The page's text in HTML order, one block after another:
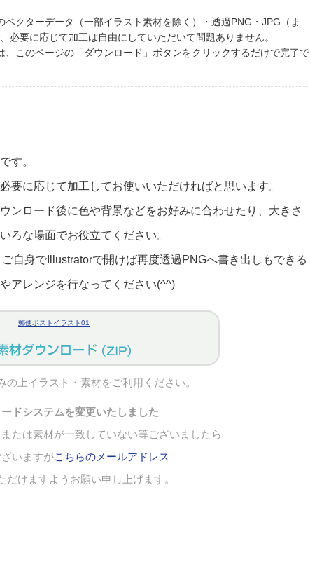
ベクターデータ（一部イラスト素材を除く）・透過PNG・JPG（ま
必要に応じて加工は自由にしていただいて問題ありません。
、このページの「ダウンロード」ボタンをクリックするだけで完了で
す。
要に応じて加工してお使いいただければと思います。
ンロード後に色や背景などをお好みに合わせたり、大きさ
ろな場面でお役立てください。
自身でIllustratorで開けば再度透過PNGへ書き出しもできる
アレンジを行なってください(^^)
郵便ポストイラスト01
の上イラスト・素材をご利用ください。
ドシステムを変更いたしました
たは素材が一致していない等ございましたら
いますがこちらのメールアドレス
だけますようお願い申し上げます。